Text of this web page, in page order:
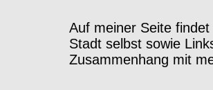
Auf meiner Seite
Stadt selbst sowie
Zusammenhang mit